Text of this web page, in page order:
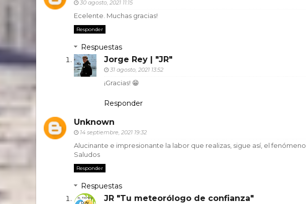
30 agosto, 2021 11:15
Ecelente. Muchas gracias!
Responder
Respuestas
Jorge Rey | "JR"
31 agosto, 2021 13:52
¡Gracias! 😁
Responder
Unknown
14 septiembre, 2021 19:32
Alucinante e impresionante la labor que realizas, sigue así, el fenómeno
Saludos
Responder
Respuestas
JR "Tu meteorólogo de confianza"